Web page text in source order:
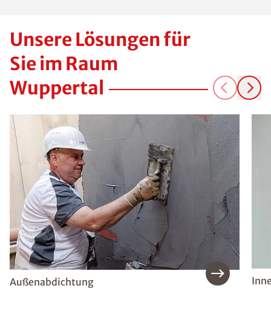
Unsere Lösungen für
Sie im Raum
Wuppertal
Außenabdichtung